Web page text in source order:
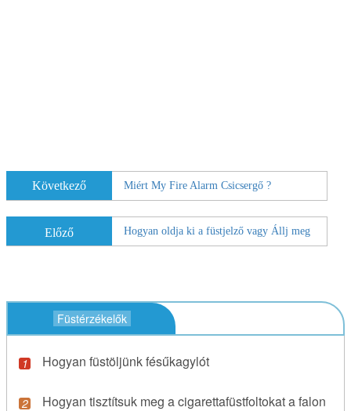
Következő Miért My Fire Alarm Csicsergő ?
Előző Hogyan oldja ki a füstjelző vagy Állj meg
Füstérzékelők
Hogyan füstöljünk fésűkagylót
Hogyan tisztítsuk meg a cigarettafüstfoltokat a falon